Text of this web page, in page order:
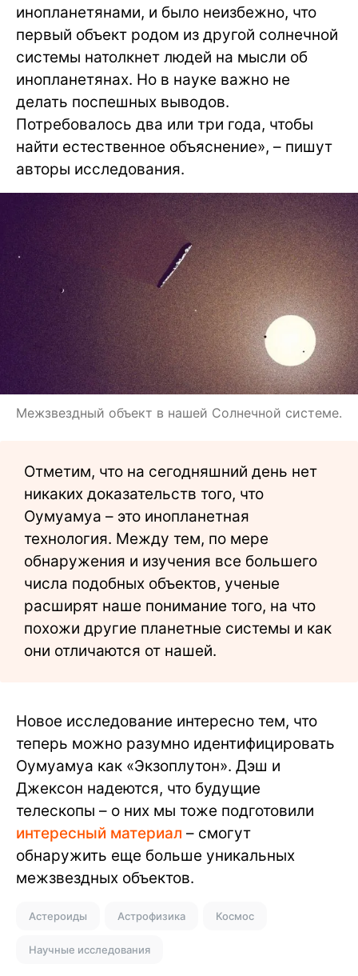
инопланетянами, и было неизбежно, что
первый объект родом из другой солнечной
системы натолкнет людей на мысли об
инопланетянах. Но в науке важно не
делать поспешных выводов.
Потребовалось два или три года, чтобы
найти естественное объяснение», – пишут
авторы исследования.
Межзвездный объект в нашей Солнечной системе.
Отметим, что на сегодняшний день нет
никаких доказательств того, что
Оумуамуа – это инопланетная
технология. Между тем, по мере
обнаружения и изучения все большего
числа подобных объектов, ученые
расширят наше понимание того, на что
похожи другие планетные системы и как
они отличаются от нашей.
Новое исследование интересно тем, что
теперь можно разумно идентифицировать
Оумуамуа как «Экзоплутон». Дэш и
Джексон надеются, что будущие
телескопы – о них мы тоже подготовили
интересный материал – смогут
обнаружить еще больше уникальных
межзвездных объектов.
Астероиды Астрофизика Космос
Научные исследования